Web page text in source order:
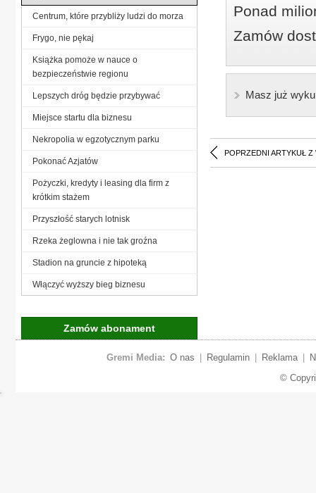
Ponad
Zamów
Masz już
POPRZEDNI ARTYKUŁ Z
Centrum, które przybliży ludzi do morza
Frygo, nie pękaj
Książka pomoże w nauce o
bezpieczeństwie regionu
Lepszych dróg będzie przybywać
Miejsce startu dla biznesu
Nekropolia w egzotycznym parku
Pokonać Azjatów
Pożyczki, kredyty i leasing dla firm z
krótkim stażem
Przyszłość starych lotnisk
Rzeka żeglowna i nie tak groźna
Stadion na gruncie z hipoteką
Włączyć wyższy bieg biznesu
Zamów abonament
Gremi Media: O nas Regulamin Reklama
©